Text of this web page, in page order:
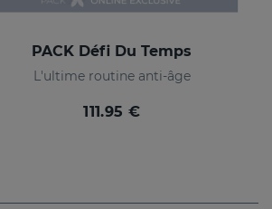
PACK Défi Du Temps
L'ultime routine anti-âge
111.95 €